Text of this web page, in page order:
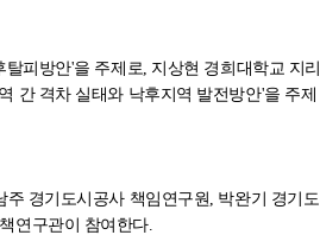
피방안'을 주제로, 지상현 경희대학교 지리
간 격차 실태와 낙후지역 발전방안'을 주제
경기도시공사 책임연구원, 박완기 경기도
연구관이 참여한다.